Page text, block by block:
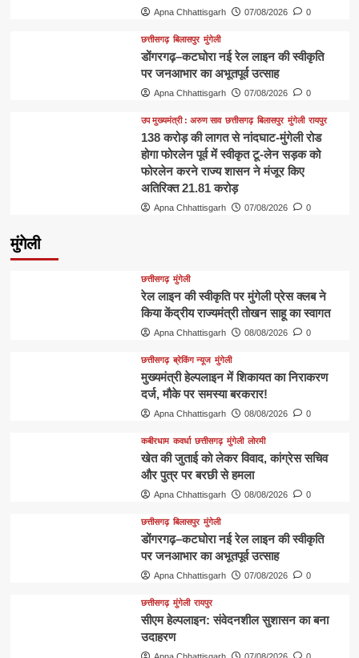
Apna Chhattisgarh 07/08/2026 0
छत्तीसगढ़ बिलासपुर मुंगेली
डोंगरगढ़–कटघोरा नई रेल लाइन की स्वीकृति
पर जनआभार का अभूतपूर्व उत्साह
Apna Chhattisgarh 07/08/2026 0
उप मुख्यमंत्री : अरुण साव छत्तीसगढ़ बिलासपुर मुंगेली रायपुर
138 करोड़ की लागत से नांदघाट-मुंगेली रोड
होगा फोरलेन पूर्व में स्वीकृत टू-लेन सड़क को
फोरलेन करने राज्य शासन ने मंजूर किए
अतिरिक्त 21.81 करोड़
Apna Chhattisgarh 07/08/2026 0
मुंगेली
छत्तीसगढ़ मुंगेली
रेल लाइन की स्वीकृति पर मुंगेली प्रेस क्लब ने
किया केंद्रीय राज्यमंत्री तोखन साहू का स्वागत
Apna Chhattisgarh 08/08/2026 0
छत्तीसगढ़ ब्रेकिंग न्यूज मुंगेली
मुख्यमंत्री हेल्पलाइन में शिकायत का निराकरण
दर्ज, मौके पर समस्या बरकरार!
Apna Chhattisgarh 08/08/2026 0
कबीरधाम कवर्धा छत्तीसगढ़ मुंगेली लोरमी
खेत की जुताई को लेकर विवाद, कांग्रेस सचिव
और पुत्र पर बरछी से हमला
Apna Chhattisgarh 08/08/2026 0
छत्तीसगढ़ बिलासपुर मुंगेली
डोंगरगढ़–कटघोरा नई रेल लाइन की स्वीकृति
पर जनआभार का अभूतपूर्व उत्साह
Apna Chhattisgarh 07/08/2026 0
छत्तीसगढ़ मुंगेली रायपुर
सीएम हेल्पलाइन: संवेदनशील सुशासन का बना
उदाहरण